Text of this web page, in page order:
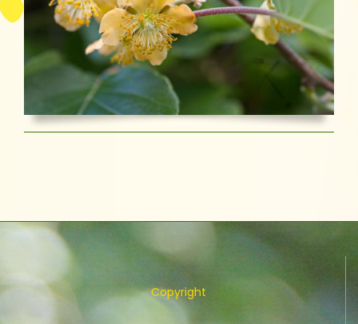
Copyright